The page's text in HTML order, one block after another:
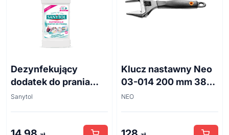
Dezynfekujący
dodatek do prania
białe kwiaty 500ml
Sanytol
Klucz nastawny Neo
03-014 200 mm 38
mm
NEO